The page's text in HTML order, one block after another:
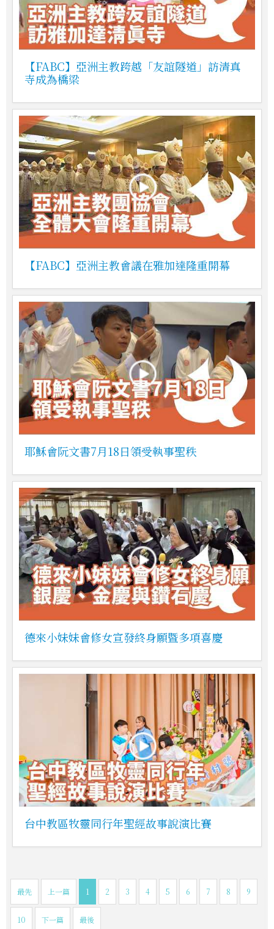
【FABC】亞洲主教跨越「友誼隧道」訪清真
寺成為橋梁
【FABC】亞洲主教會議在雅加達隆重開幕
耶穌會阮文書7月18日領受執事聖秩
德來小妹妹會修女宣發終身願暨多項喜慶
台中教區牧靈同行年聖經故事說演比賽
最先 上一篇 1 2 3 4 5 6 7 8 9
10 下一篇 最後